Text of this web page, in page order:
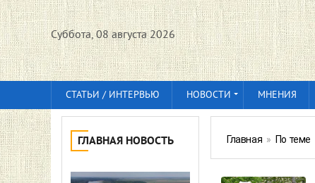
Суббота, 08 августа 2026
СТАТЬИ / ИНТЕРВЬЮ НОВОСТИ МНЕНИЯ
ГЛАВНАЯ НОВОСТЬ Главная » По теме